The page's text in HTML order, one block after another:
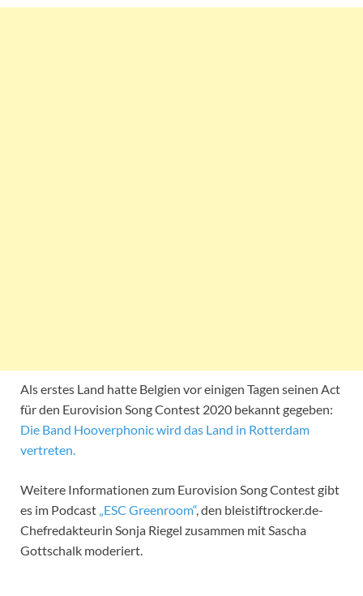
Als erstes Land hatte Belgien vor einigen Tagen seinen Act
für den Eurovision Song Contest 2020 bekannt gegeben:
Die Band Hooverphonic wird das Land in Rotterdam
vertreten.
Weitere Informationen zum Eurovision Song Contest gibt
es im Podcast „ESC Greenroom“, den bleistiftrocker.de-
Chefredakteurin Sonja Riegel zusammen mit Sascha
Gottschalk moderiert.